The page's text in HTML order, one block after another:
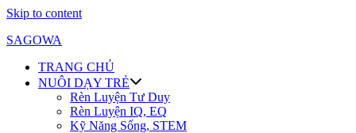
Skip to content
SAGOWA
TRANG CHỦ
NUÔI DẠY TRẺ
Rèn Luyện Tư Duy
Rèn Luyện IQ, EQ
Kỹ Năng Sống, STEM